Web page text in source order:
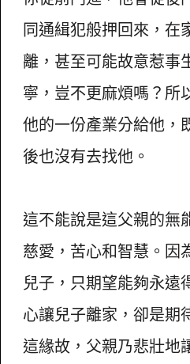
同通緝犯般押回來，在
離，甚至可能故意惹事
寧，豈不更麻煩嗎？所
他的一份產業分給他，
後也沒有去找他。
這不能說是這父親的無
慈愛，苦心和智慧。因
兒子，只期望能夠永遠
心讓兒子離家，卻是期
這緣故，父親乃悲壯地